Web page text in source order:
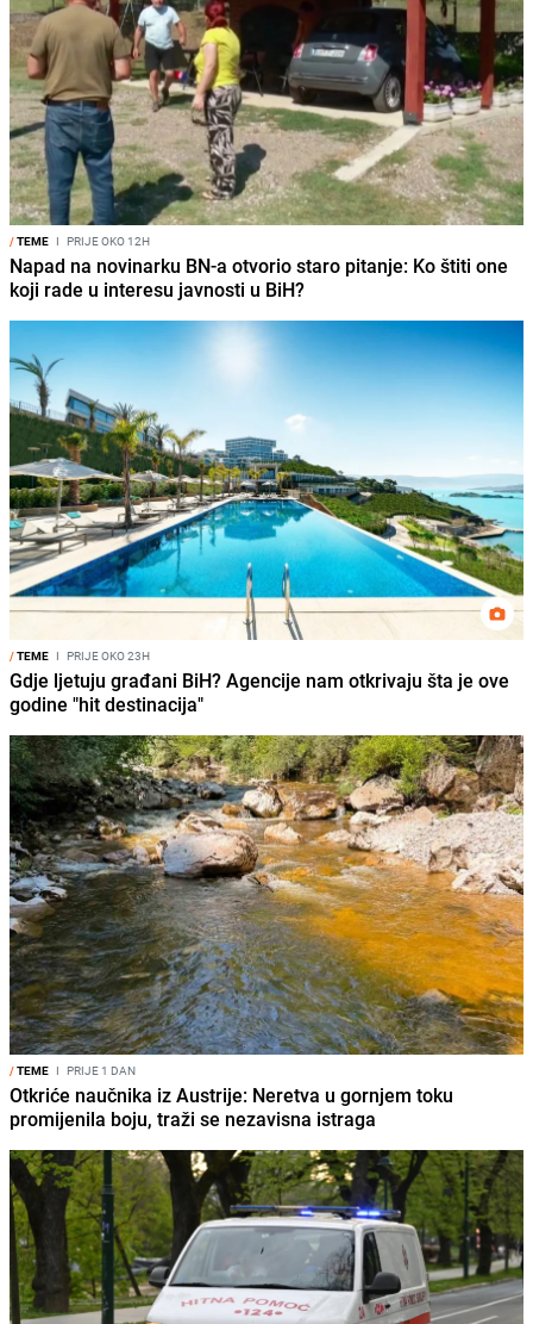
/TEME I PRIJE OKO 12H
Napad na novinarku BN-a otvorio staro pitanje: Ko štiti one
koji rade u interesu javnosti u BiH?
/TEME I PRIJE OKO 23H
Gdje ljetuju građani BiH? Agencije nam otkrivaju šta je ove
godine "hit destinacija"
/TEME I PRIJE 1 DAN
Otkriće naučnika iz Austrije: Neretva u gornjem toku
promijenila boju, traži se nezavisna istraga